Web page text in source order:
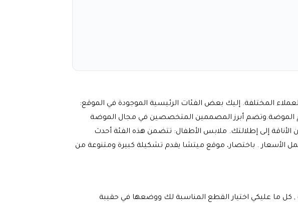
تلبي احتياجات العملاء المختلفة. إليك بعض الفئات الرئيسية الموجودة في الموقع:
الموضة.وتضم أبرز المصممين المتخصصين في مجال الموضة
إلى إطلالتك. ملابس الأطفال: تتضمن هذه الفئة أحدث
الأسعار . باختصار، موقع ميتشا يقدم تشكيلة كبيرة ومتنوعة من
ما عليكي اختيار القطع المناسبة لك ووضعها في حقيبة